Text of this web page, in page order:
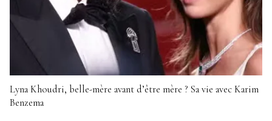
Lyna Khoudri, belle-mère avant d’être mère ? Sa vie avec Karim
Benzema